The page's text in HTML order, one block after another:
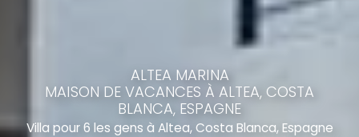
ALTEA MARINA
MAISON DE VACANCES À ALTEA, COSTA
BLANCA, ESPAGNE
Villa pour 6 les gens à Altea, Costa Blanca, Espagne